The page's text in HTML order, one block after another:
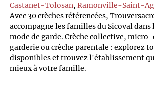
Castanet-Tolosan, Ramonville-Saint-
Avec 30 crèches référencées,
accompagne les familles du Sicoval dans
mode de garde. Crèche collective,
garderie ou crèche parentale : explorez
disponibles et trouvez l'établissement
mieux à votre famille.